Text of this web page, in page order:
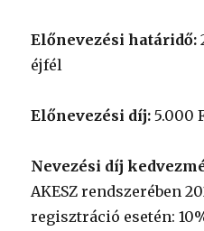
Előnevezési határidő:
éjfél
Előnevezési díj: 5.000
Nevezési díj
AKESZ rendszerében
regisztráció esetén: